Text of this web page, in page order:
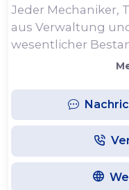
Jeder Mechaniker,
aus Verwaltung
wesentlicher
und trägt dazu bei,
Bei Náutica
Hauptziel ist, dass
unbesorgt
über, während der
Urlaubswoche.